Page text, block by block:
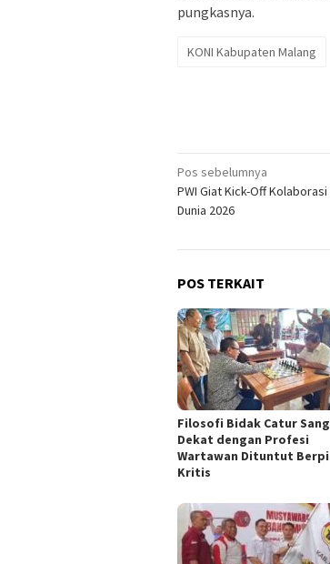
pungkasnya.
KONI Kabupaten Malang
Navigasi
pos
Pos sebelumnya
PWI Giat Kick-Off
Dunia 2026
POS TERKAIT
Filosofi Bidak Catur
Dekat dengan Profesi
Wartawan Dituntut
Kritis